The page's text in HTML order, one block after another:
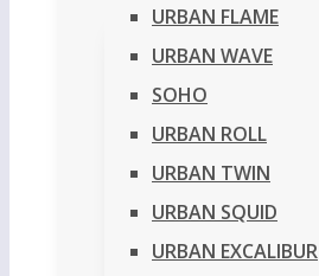
URBAN FLAME
URBAN WAVE
SOHO
URBAN ROLL
URBAN TWIN
URBAN SQUID
URBAN EXCALIBUR